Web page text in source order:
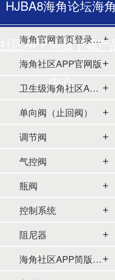
HJBA8海角论坛海角
社区APP简版下载产品
中心
海角官网首页登录入口
海角社区APP官网版
卫生级海角社区APP简版下载
单向阀（止回阀）
调节阀
气控阀
瓶阀
控制系统
阻尼器
海角社区APP简版下载及管件